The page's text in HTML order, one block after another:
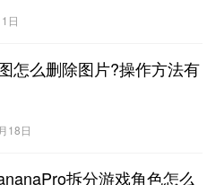
日
怎么删除图片?操作方法有
18日
拆分游戏角色怎么